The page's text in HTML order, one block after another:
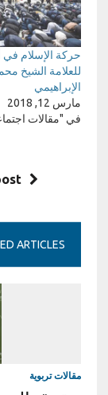
حركة الإسلام في
للعلامة الشيخ
الإبراهيمي
مارس 12, 2018
في "مقالات
ARTICLES
مقالات تربوية